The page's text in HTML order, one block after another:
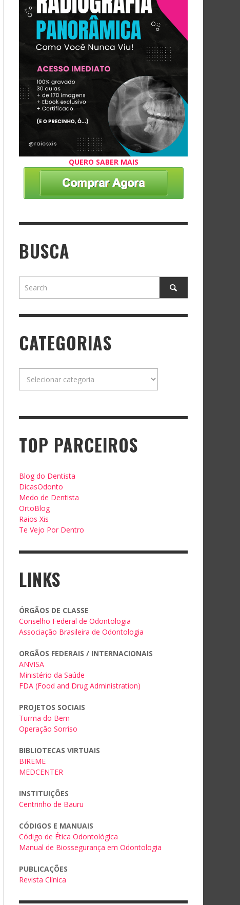
QUERO SABER MAIS
BUSCA
CATEGORIAS
TOP PARCEIROS
Blog do Dentista
DicasOdonto
Medo de Dentista
OrtoBlog
Raios Xis
Te Vejo Por Dentro
LINKS
ÓRGÃOS DE CLASSE
Conselho Federal de Odontologia
Associação Brasileira de Odontologia
ORGÃOS FEDERAIS / INTERNACIONAIS
ANVISA
Ministério da Saúde
FDA (Food and Drug Administration)
PROJETOS SOCIAIS
Turma do Bem
Operação Sorriso
BIBLIOTECAS VIRTUAIS
BIREME
MEDCENTER
INSTITUIÇÕES
Centrinho de Bauru
CÓDIGOS E MANUAIS
Código de Ética Odontológica
Manual de Biossegurança em Odontologia
PUBLICAÇÕES
Revista Clínica